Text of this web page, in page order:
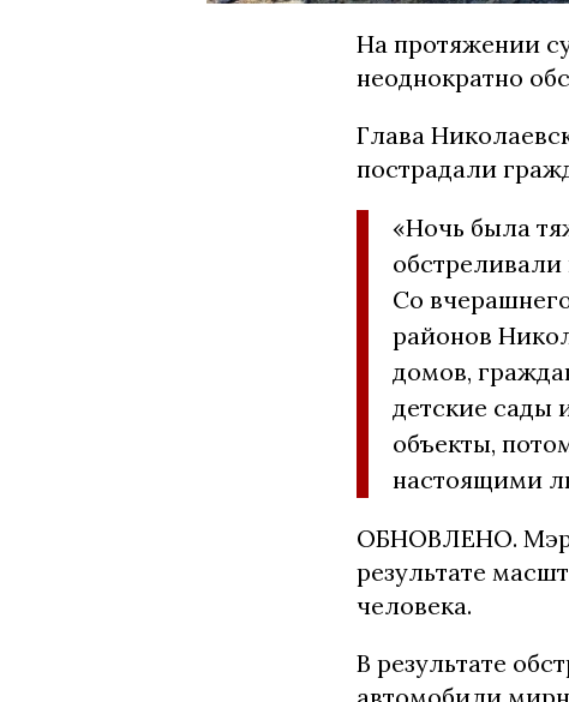
На протяжении
неоднократно
Глава
пострадали
«Ночь была
Со
районов
домов,
детские сады
объекты,
настоящими
ОБНОВЛЕНО. Мэр
результате
человека.
В результате